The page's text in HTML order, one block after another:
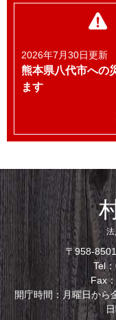
2026年7月30日更新
熊本県八代市への
ます
〒958-
Tel
Fax
開庁時間：月曜日から